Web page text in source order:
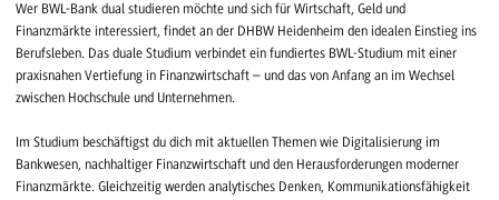
Wer BWL-Bank dual studieren möchte und sich für Wirtschaft, Geld und
Finanzmärkte interessiert, findet an der DHBW Heidenheim den idealen Einstieg ins
Berufsleben. Das duale Studium verbindet ein fundiertes BWL-Studium mit einer
praxisnahen Vertiefung in Finanzwirtschaft – und das von Anfang an im Wechsel
zwischen Hochschule und Unternehmen.
Im Studium beschäftigst du dich mit aktuellen Themen wie Digitalisierung im
Bankwesen, nachhaltiger Finanzwirtschaft und den Herausforderungen moderner
Finanzmärkte. Gleichzeitig werden analytisches Denken, Kommunikationsfähigkeit